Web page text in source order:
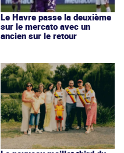
Le Havre passe la deuxième
sur le mercato avec un
ancien sur le retour